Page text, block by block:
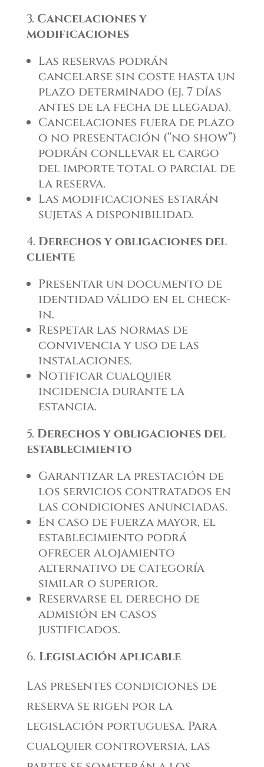
Cancelaciones y
modificaciones
Las reservas podrán
cancelarse sin coste hasta un
plazo determinado (ej. 7 días
antes de la fecha de llegada).
Cancelaciones fuera de plazo
o no presentación (“no show”)
podrán conllevar el cargo
del importe total o parcial de
la reserva.
Las modificaciones estarán
sujetas a disponibilidad.
Derechos y obligaciones del
cliente
Presentar un documento de
identidad válido en el check-
in.
Respetar las normas de
convivencia y uso de las
instalaciones.
Notificar cualquier
incidencia durante la
estancia.
Derechos y obligaciones del
establecimiento
Garantizar la prestación de
los servicios contratados en
las condiciones anunciadas.
En caso de fuerza mayor, el
establecimiento podrá
ofrecer alojamiento
alternativo de categoría
similar o superior.
Reservarse el derecho de
admisión en casos
justificados.
Legislación aplicable
Las presentes condiciones de
reserva se rigen por la
legislación portuguesa. Para
cualquier controversia, las